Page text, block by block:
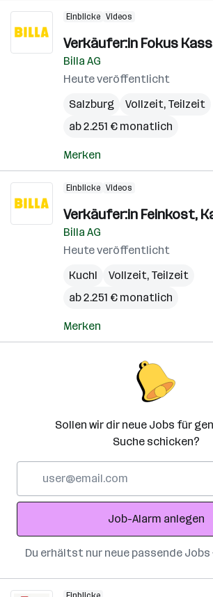
Einblicke Videos
Verkäufer:in Fokus
Billa AG
Heute veröffentlicht
Salzburg
Vollzeit, Teilzeit
ab 2.251 € monatlich
Merken
Einblicke Videos
Verkäufer:in Feinkost,
Billa AG
Heute veröffentlicht
Kuchl
Vollzeit, Teilzeit
ab 2.251 € monatlich
Merken
Sollen wir dir neue Jobs für
Suche schicken?
Adresse
Job-Alarm anlegen
Du erhältst nur neue passende